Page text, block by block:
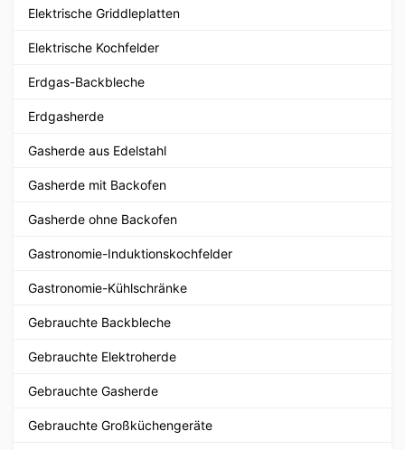
Elektrische Griddleplatten
Elektrische Kochfelder
Erdgas-Backbleche
Erdgasherde
Gasherde aus Edelstahl
Gasherde mit Backofen
Gasherde ohne Backofen
Gastronomie-Induktionskochfelder
Gastronomie-Kühlschränke
Gebrauchte Backbleche
Gebrauchte Elektroherde
Gebrauchte Gasherde
Gebrauchte Großküchengeräte